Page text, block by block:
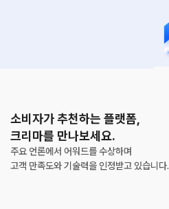
소비자가 추천하는 플랫폼,
크리마를 만나보세요.
주요 언론에서 어워드를 수상하며
고객 만족도와 기술력을 인정받고 있습니다.